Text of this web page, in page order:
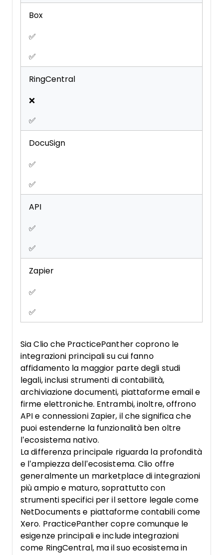
Box
✅
✅
RingCentral
❌
✅
DocuSign
✅
✅
API
✅
✅
Zapier
✅
✅
Sia Clio che PracticePanther coprono le
integrazioni principali su cui fanno
affidamento la maggior parte degli studi
legali, inclusi strumenti di contabilità,
archiviazione documenti, piattaforme email e
firme elettroniche. Entrambi, inoltre, offrono
API e connessioni Zapier, il che significa che
puoi estenderne la funzionalità ben oltre
l’ecosistema nativo.
La differenza principale riguarda la profondità
e l’ampiezza dell’ecosistema. Clio offre
generalmente un marketplace di integrazioni
più ampio e maturo, soprattutto con
strumenti specifici per il settore legale come
NetDocuments e piattaforme contabili come
Xero. PracticePanther copre comunque le
esigenze principali e include integrazioni
come RingCentral, ma il suo ecosistema in